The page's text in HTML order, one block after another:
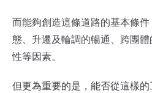
而能夠創造這條道路的基本條
態、升遷及輪調的暢通、跨團
性等因素。
但更為重要的是，能否從這樣